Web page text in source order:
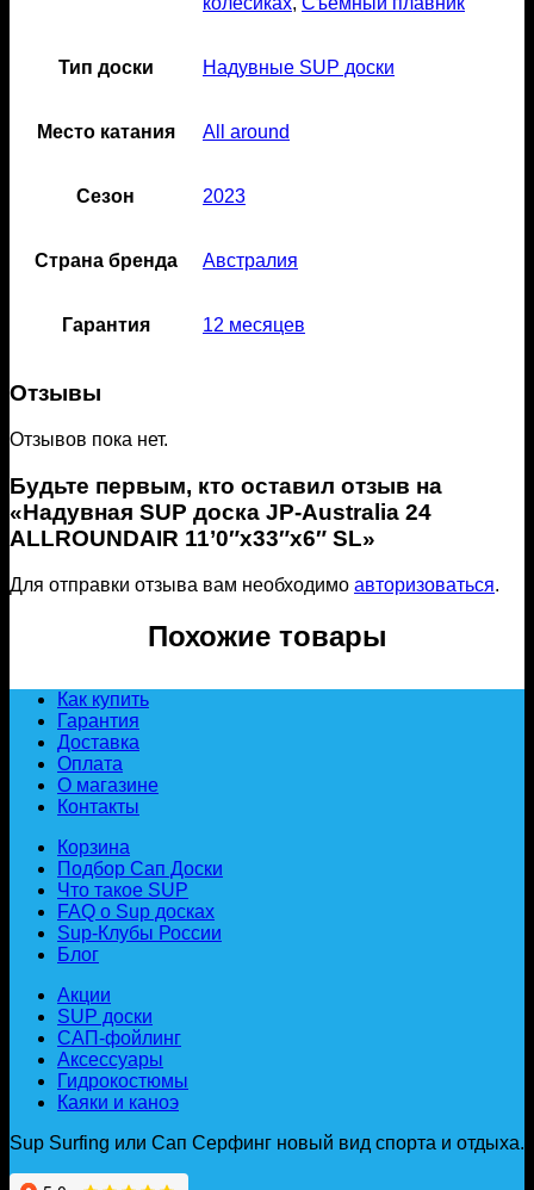
Тип доски Надувные SUP доски
Место катания All around
Сезон 2023
Страна бренда Австралия
Гарантия 12 месяцев
Отзывы
Отзывов пока нет.
Будьте первым, кто оставил отзыв на
«Надувная SUP доска JP-Australia 24
ALLROUNDAIR 11’0″x33″x6″ SL»
Для отправки отзыва вам необходимо авторизоваться.
Похожие товары
Как купить
Гарантия
Доставка
Оплата
О магазине
Контакты
Корзина
Подбор Сап Доски
Что такое SUP
FAQ о Sup досках
Sup-Клубы России
Блог
Акции
SUP доски
САП-фойлинг
Аксессуары
Гидрокостюмы
Каяки и каноэ
Sup Surfing или Сап Серфинг новый вид спорта и отдыха.